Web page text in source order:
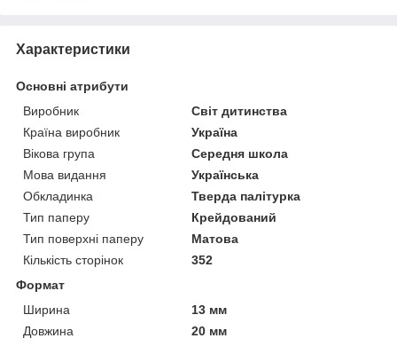
Характеристики
Основні атрибути
Виробник
Світ дитинства
Країна виробник
Україна
Вікова група
Середня школа
Мова видання
Українська
Обкладинка
Тверда палітурка
Тип паперу
Крейдований
Тип поверхні паперу
Матова
Кількість сторінок
352
Формат
Ширина
13 мм
Довжина
20 мм